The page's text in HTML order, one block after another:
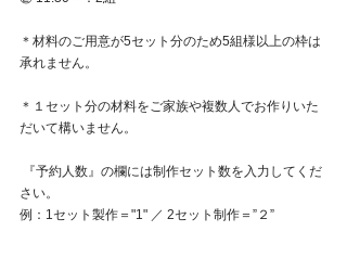
＊材料のご用意が5セット分のため5組様以上の枠は
承れません。
＊１セット分の材料をご家族や複数人でお作りいた
だいて構いません。
さい。
例：1セット製作＝"1" ／ 2セット制作＝”２”